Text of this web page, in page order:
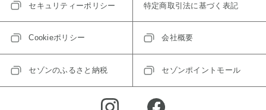
セキュリティーポリシー 特定商取引法に基づく表記
Cookieポリシー 会社概要
セゾンのふるさと納税 セゾンポイントモール